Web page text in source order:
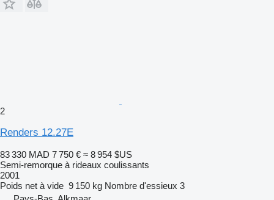
2
Renders 12.27E
83 330 MAD 7 750 € ≈ 8 954 $US
Semi-remorque à rideaux coulissants
2001
Poids net à vide 9 150 kg Nombre d'essieux 3